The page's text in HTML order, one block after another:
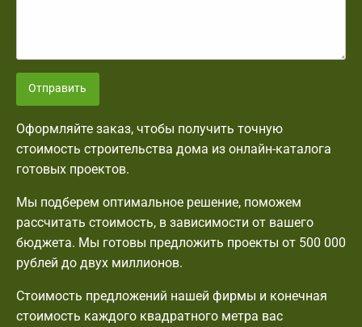
Отправить
Оформляйте заказ, чтобы получить точную
стоимость строительства дома из онлайн-каталога
готовых проектов.
Мы подберем оптимальное решение, поможем
рассчитать стоимость, в зависимости от вашего
бюджета. Мы готовы предложить проекты от 500 000
рублей до двух миллионов.
Стоимость предложений нашей фирмы и конечная
стоимость каждого квадратного метра вас